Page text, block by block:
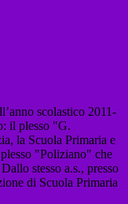
scolastico 2011-
il plesso "G.
la Scuola Primaria e
"Poliziano" che
stesso a.s., presso
di Scuola Primaria